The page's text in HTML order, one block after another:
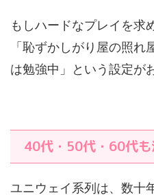
もしハードなプレイを求
「恥ずかしがり屋の照れ
は勉強中」という設定が
40代・50代・60代も
ユニウェイ系列は、数十